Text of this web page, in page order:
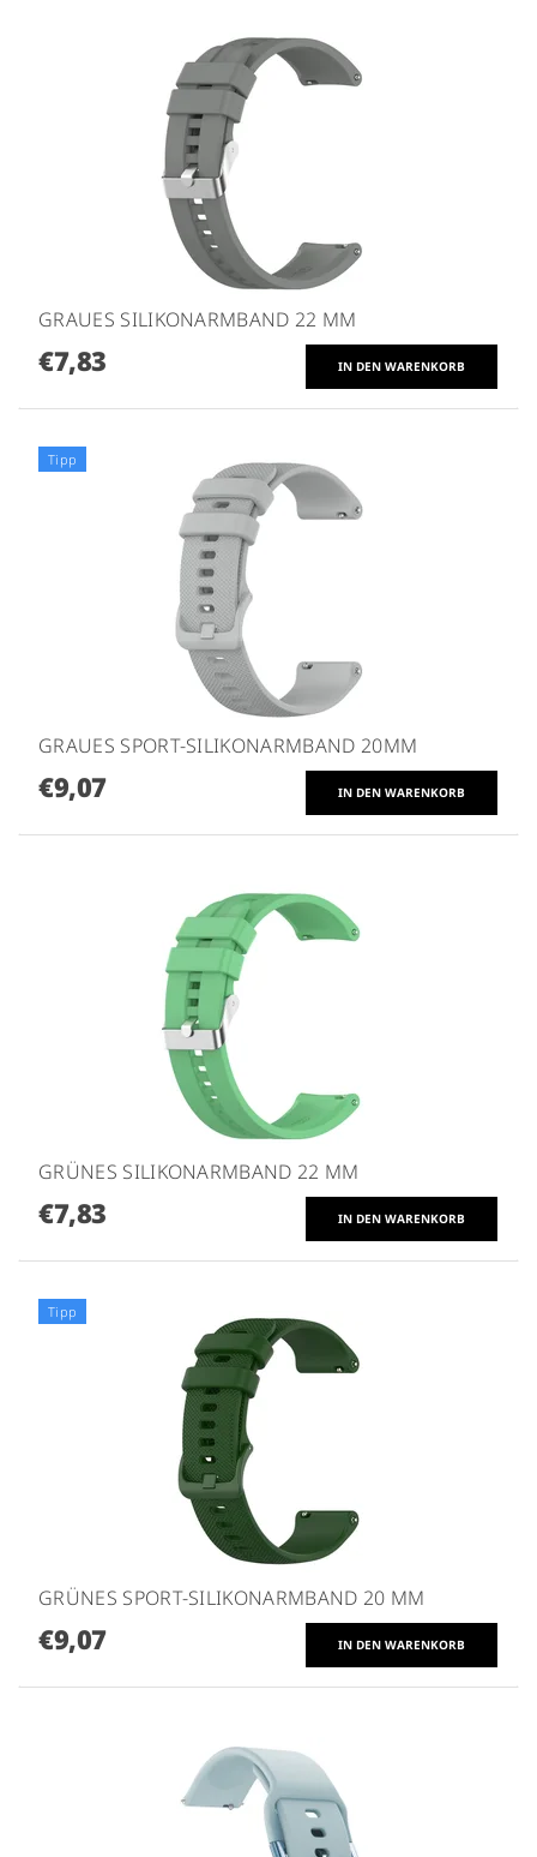
GRAUES SILIKONARMBAND 22 MM
€7,83
Tipp
GRAUES SPORT-SILIKONARMBAND 20MM
€9,07
GRÜNES SILIKONARMBAND 22 MM
€7,83
Tipp
GRÜNES SPORT-SILIKONARMBAND 20 MM
€9,07